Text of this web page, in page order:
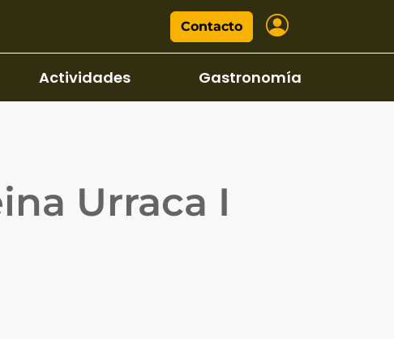
Contacto
Actividades Gastronomía
Urraca I